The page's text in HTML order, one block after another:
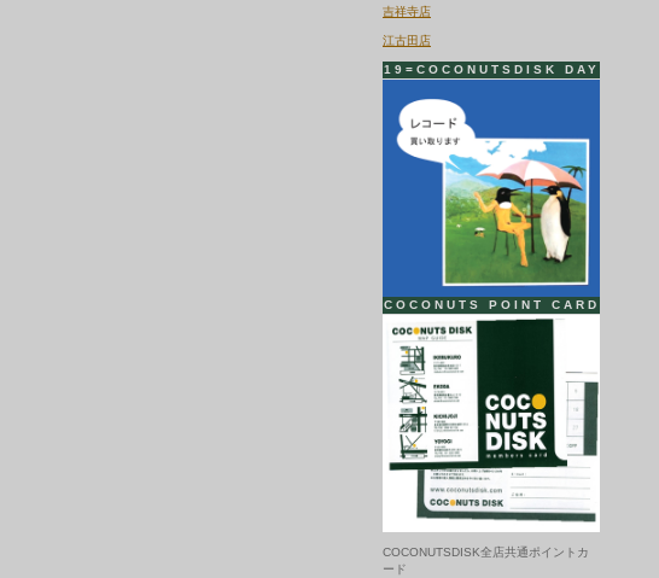
吉祥寺店
江古田店
19=COCONUTSDISK DAY
COCONUTS POINT CARD
COCONUTSDISK全店共通ポイントカ
ード